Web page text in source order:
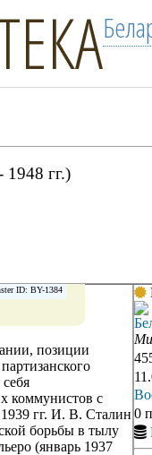
гг.)
ID: BY-1384
позиции
коммунистов с
гг. И. В. Сталин
борьбы в тылу
(январь 1937
0